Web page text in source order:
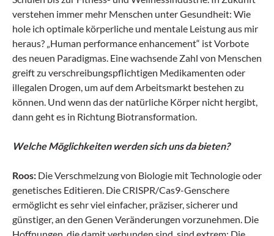
verstehen immer mehr Menschen unter Gesundheit: Wie
hole ich optimale körperliche und mentale Leistung aus mir
heraus? „Human performance enhancement“ ist Vorbote
des neuen Paradigmas. Eine wachsende Zahl von Menschen
greift zu verschreibungspflichtigen Medikamenten oder
illegalen Drogen, um auf dem Arbeitsmarkt bestehen zu
können. Und wenn das der natürliche Körper nicht hergibt,
dann geht es in Richtung Biotransformation.
Welche Möglichkeiten werden sich uns da bieten?
Roos: Die Verschmelzung von Biologie mit Technologie oder
genetisches Editieren. Die CRISPR/Cas9-Genschere
ermöglicht es sehr viel einfacher, präziser, sicherer und
günstiger, an den Genen Veränderungen vorzunehmen. Die